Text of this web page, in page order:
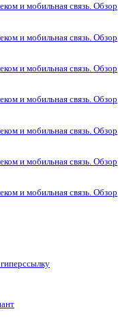
и мобильная связь. Обзор
и мобильная связь. Обзор
и мобильная связь. Обзор
и мобильная связь. Обзор
и мобильная связь. Обзор
и мобильная связь. Обзор
и мобильная связь. Обзор